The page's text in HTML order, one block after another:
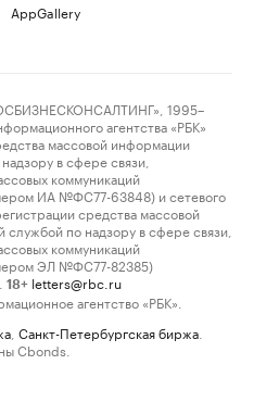
AppGallery
1995–
агентства «РБК»
массовой информации
в сфере связи,
коммуникаций
ИА №ФС77-63848) и сетевого
средства массовой
по надзору в сфере связи,
коммуникаций
ЭЛ №ФС77-82385)
18+ letters@rbc.ru
агентство «РБК».
Санкт-Петербургская биржа
Cbonds.